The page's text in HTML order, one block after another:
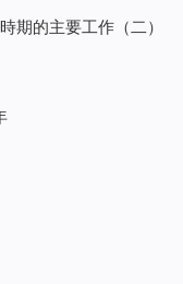
期的主要工作（二）